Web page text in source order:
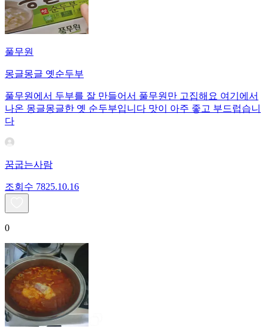
풀무원
몽글몽글 옛순두부
풀무원에서 두부를 잘 만들어서 풀무원만 고집해요 여기에서
나온 몽글몽글한 옛 순두부입니다 맛이 아주 좋고 부드럽습니
다
꿈굽는사람
조회수 7825.10.16
0